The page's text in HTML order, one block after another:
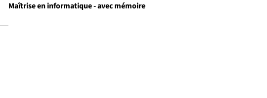
Maîtrise en informatique - avec mémoire